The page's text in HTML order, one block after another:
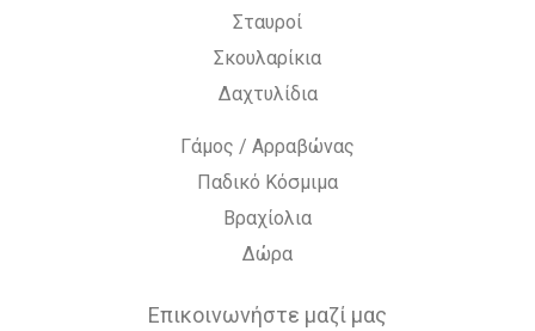
Σταυροί
Σκουλαρίκια
Δαχτυλίδια
Γάμος / Αρραβώνας
Παδικό Κόσμιμα
Βραχίολια
Δώρα
Επικοινωνήστε μαζί μας